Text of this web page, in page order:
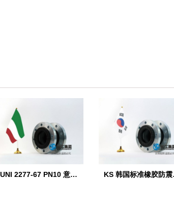
UNI 2277-67 PN10 意大利标准橡胶膨胀节